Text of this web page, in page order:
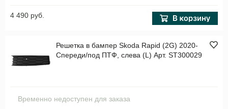
4 490 руб.
Решетка в бампер Skoda Rapid (2G) 2020-
Спереди/под ПТФ, слева (L) Арт. ST300029
Временно недоступен для заказа